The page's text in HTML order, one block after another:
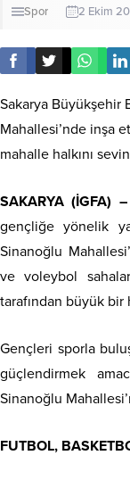
Spor 2 Ekim
Sakarya Büyükşehir
Mahallesi’nde inşa
mahalle halkını
SAKARYA (İGFA) –
gençliğe yönelik
Sinanoğlu
ve voleybol
tarafından büyük bir
Gençleri sporla
güçlendirmek
Sinanoğlu
FUTBOL,